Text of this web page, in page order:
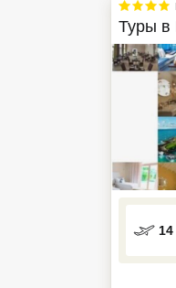
Туры в
14
Северный Гоа
Большой Сочи